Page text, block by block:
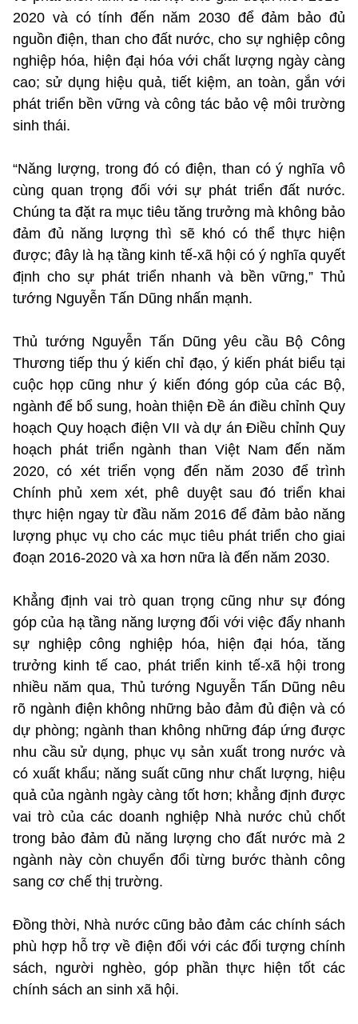
2020 và có tính đến năm 2030 để đảm bảo đủ
nguồn điện, than cho đất nước, cho sự nghiệp công
nghiệp hóa, hiện đại hóa với chất lượng ngày càng
cao; sử dụng hiệu quả, tiết kiệm, an toàn, gắn với
phát triển bền vững và công tác bảo vệ môi trường
sinh thái.
“Năng lượng, trong đó có điện, than có ý nghĩa vô
cùng quan trọng đối với sự phát triển đất nước.
Chúng ta đặt ra mục tiêu tăng trưởng mà không bảo
đảm đủ năng lượng thì sẽ khó có thể thực hiện
được; đây là hạ tầng kinh tế-xã hội có ý nghĩa quyết
định cho sự phát triển nhanh và bền vững,” Thủ
tướng Nguyễn Tấn Dũng nhấn mạnh.
Thủ tướng Nguyễn Tấn Dũng yêu cầu Bộ Công
Thương tiếp thu ý kiến chỉ đạo, ý kiến phát biểu tại
cuộc họp cũng như ý kiến đóng góp của các Bộ,
ngành để bổ sung, hoàn thiện Đề án điều chỉnh Quy
hoạch Quy hoạch điện VII và dự án Điều chỉnh Quy
hoạch phát triển ngành than Việt Nam đến năm
2020, có xét triển vọng đến năm 2030 để trình
Chính phủ xem xét, phê duyệt sau đó triển khai
thực hiện ngay từ đầu năm 2016 để đảm bảo năng
lượng phục vụ cho các mục tiêu phát triển cho giai
đoạn 2016-2020 và xa hơn nữa là đến năm 2030.
Khẳng định vai trò quan trọng cũng như sự đóng
góp của hạ tầng năng lượng đối với việc đẩy nhanh
sự nghiệp công nghiệp hóa, hiện đại hóa, tăng
trưởng kinh tế cao, phát triển kinh tế-xã hội trong
nhiều năm qua, Thủ tướng Nguyễn Tấn Dũng nêu
rõ ngành điện không những bảo đảm đủ điện và có
dự phòng; ngành than không những đáp ứng được
nhu cầu sử dụng, phục vụ sản xuất trong nước và
có xuất khẩu; năng suất cũng như chất lượng, hiệu
quả của ngành ngày càng tốt hơn; khẳng định được
vai trò của các doanh nghiệp Nhà nước chủ chốt
trong bảo đảm đủ năng lượng cho đất nước mà 2
ngành này còn chuyển đổi từng bước thành công
sang cơ chế thị trường.
Đồng thời, Nhà nước cũng bảo đảm các chính sách
phù hợp hỗ trợ về điện đối với các đối tượng chính
sách, người nghèo, góp phần thực hiện tốt các
chính sách an sinh xã hội.